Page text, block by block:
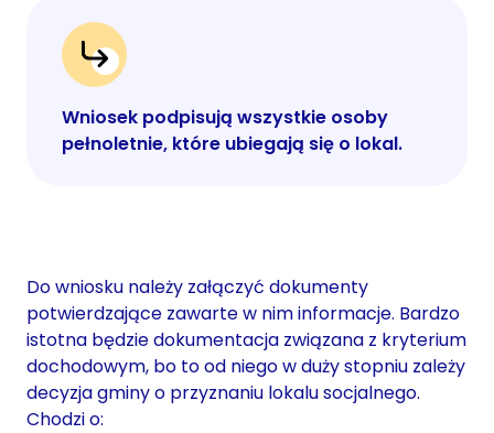
Wniosek podpisują wszystkie osoby
pełnoletnie, które ubiegają się o lokal.
Do wniosku należy załączyć dokumenty
potwierdzające zawarte w nim informacje. Bardzo
istotna będzie dokumentacja związana z kryterium
dochodowym, bo to od niego w duży stopniu zależy
decyzja gminy o przyznaniu lokalu socjalnego.
Chodzi o: